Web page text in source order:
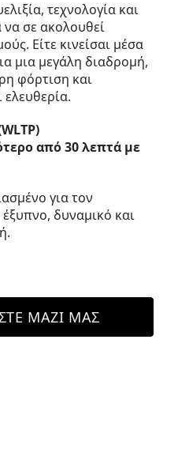
τεχνολογία και
να σε ακολουθεί
Είτε κινείσαι μέσα
μια μεγάλη διαδρομή,
φόρτιση και
από 30 λεπτά με
για τον
δυναμικό και
ΜΑΖΊ ΜΑΣ